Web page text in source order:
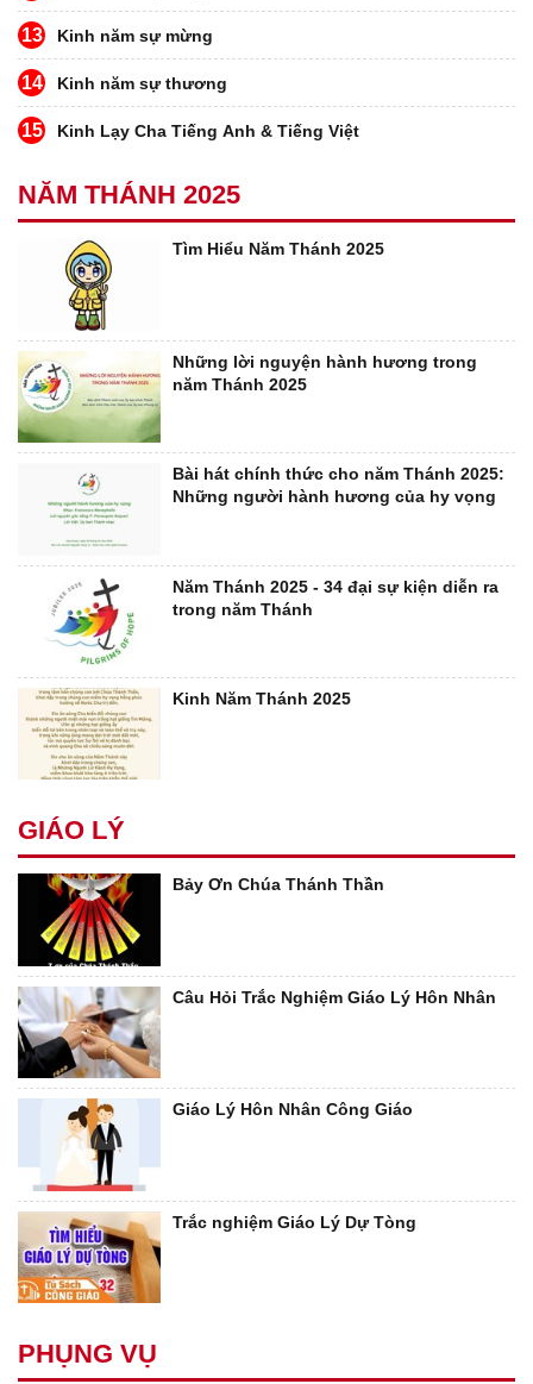
13 Kinh năm sự mừng
14 Kinh năm sự thương
15 Kinh Lạy Cha Tiếng Anh & Tiếng Việt
NĂM THÁNH 2025
Tìm Hiểu Năm Thánh 2025
Những lời nguyện hành hương trong
năm Thánh 2025
Bài hát chính thức cho năm Thánh 2025:
Những người hành hương của hy vọng
Năm Thánh 2025 - 34 đại sự kiện diễn ra
trong năm Thánh
Kinh Năm Thánh 2025
GIÁO LÝ
Bảy Ơn Chúa Thánh Thần
Câu Hỏi Trắc Nghiệm Giáo Lý Hôn Nhân
Giáo Lý Hôn Nhân Công Giáo
Trắc nghiệm Giáo Lý Dự Tòng
PHỤNG VỤ